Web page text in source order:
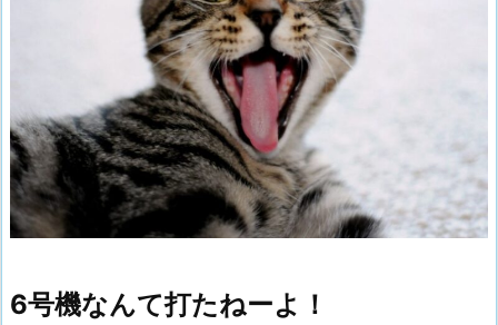
6号機なんて打たねーよ！